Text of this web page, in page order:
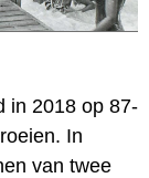
in 2018 op 87-
In
van twee